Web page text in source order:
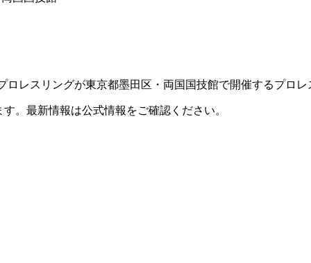
ロレスリングが東京都墨田区・両国国技館で開催するプロレ
。最新情報は公式情報をご確認ください。